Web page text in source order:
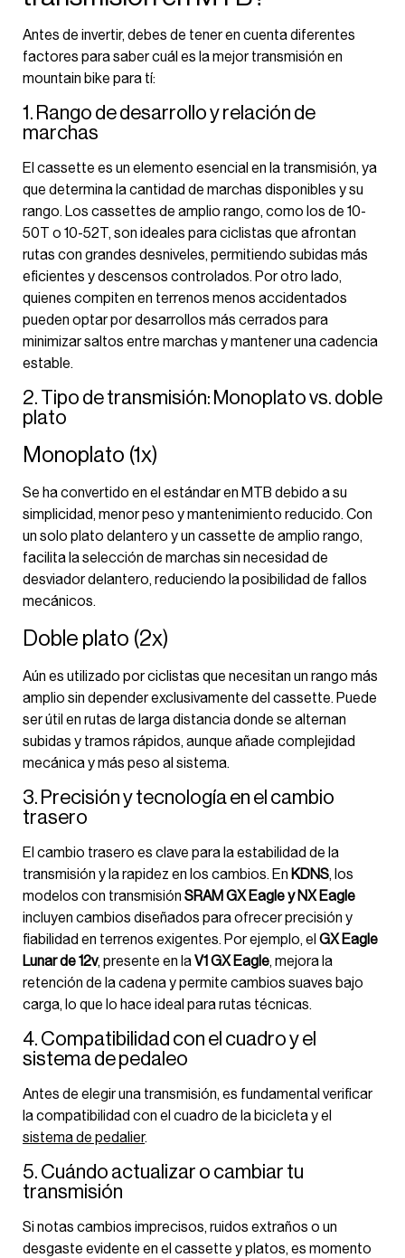
Antes de invertir, debes de tener en cuenta diferentes
factores para saber cuál es la mejor transmisión en
mountain bike para tí:
1. Rango de desarrollo y relación de
marchas
El cassette es un elemento esencial en la transmisión, ya
que determina la cantidad de marchas disponibles y su
rango. Los cassettes de amplio rango, como los de 10-
50T o 10-52T, son ideales para ciclistas que afrontan
rutas con grandes desniveles, permitiendo subidas más
eficientes y descensos controlados. Por otro lado,
quienes compiten en terrenos menos accidentados
pueden optar por desarrollos más cerrados para
minimizar saltos entre marchas y mantener una cadencia
estable.
2. Tipo de transmisión: Monoplato vs. doble
plato
Monoplato (1x)
Se ha convertido en el estándar en MTB debido a su
simplicidad, menor peso y mantenimiento reducido. Con
un solo plato delantero y un cassette de amplio rango,
facilita la selección de marchas sin necesidad de
desviador delantero, reduciendo la posibilidad de fallos
mecánicos.
Doble plato (2x)
Aún es utilizado por ciclistas que necesitan un rango más
amplio sin depender exclusivamente del cassette. Puede
ser útil en rutas de larga distancia donde se alternan
subidas y tramos rápidos, aunque añade complejidad
mecánica y más peso al sistema.
3. Precisión y tecnología en el cambio
trasero
El cambio trasero es clave para la estabilidad de la
transmisión y la rapidez en los cambios. En KDNS, los
modelos con transmisión SRAM GX Eagle y NX Eagle
incluyen cambios diseñados para ofrecer precisión y
fiabilidad en terrenos exigentes. Por ejemplo, el GX Eagle
Lunar de 12v, presente en laV1 GX Eagle, mejora la
retención de la cadena y permite cambios suaves bajo
carga, lo que lo hace ideal para rutas técnicas.
4. Compatibilidad con el cuadro y el
sistema de pedaleo
Antes de elegir una transmisión, es fundamental verificar
la compatibilidad con el cuadro de la bicicleta y el
sistema de pedalier.
5. Cuándo actualizar o cambiar tu
transmisión
Si notas cambios imprecisos, ruidos extraños o un
desgaste evidente en el cassette y platos, es momento